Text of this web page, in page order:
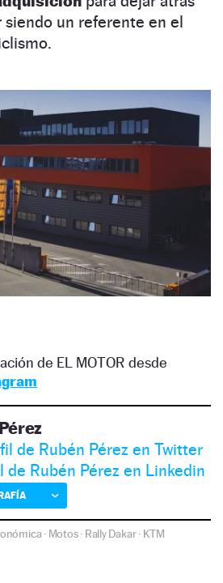
siendo un referente en el
de EL MOTOR desde
de Rubén Pérez en Twitter
de Rubén Pérez en Linkedin
· Motos· Rally Dakar· KTM